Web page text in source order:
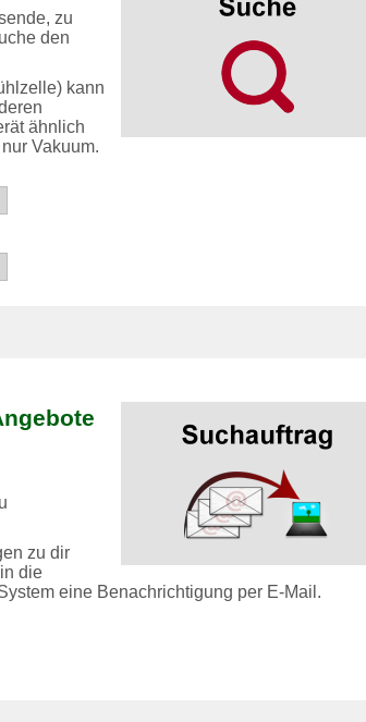
zu
den
kann
ähnlich
Vakuum.
zu dir
die
eine Benachrichtigung per E-Mail.